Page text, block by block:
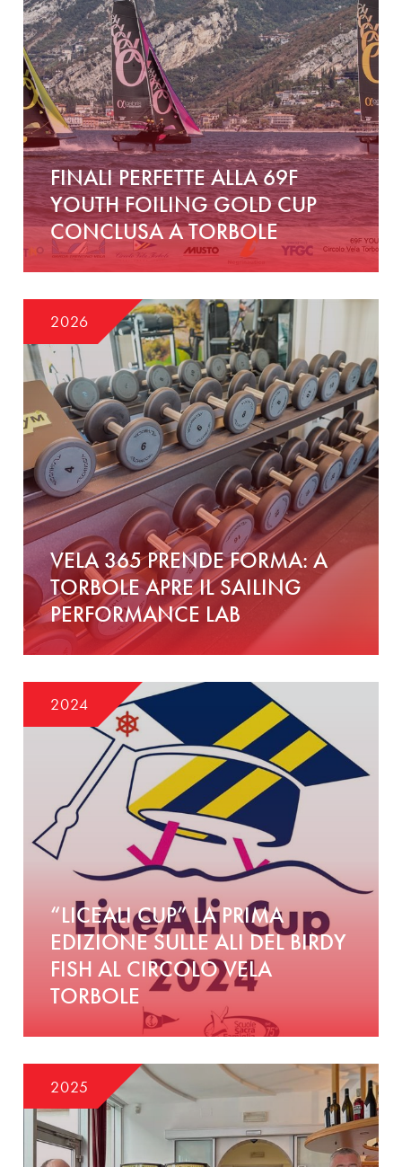
FINALI PERFETTE ALLA 69F
YOUTH FOILING GOLD CUP
CONCLUSA A TORBOLE
2026
VELA 365 PRENDE FORMA: A
TORBOLE APRE IL SAILING
PERFORMANCE LAB
2024
“LICEALI CUP” LA PRIMA
EDIZIONE SULLE ALI DEL BIRDY
FISH AL CIRCOLO VELA
TORBOLE
2025